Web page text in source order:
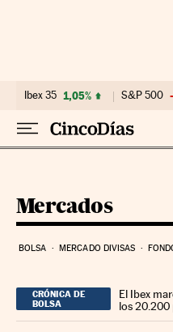
Ibex 35 1,05% S&P 500
Mercados
BOLSA MERCADO DIVISAS
CRÓNICA DE
BOLSA
El Ibex
los